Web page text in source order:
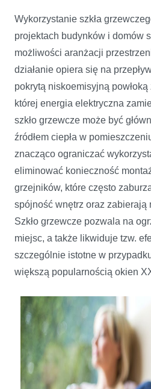
Wykorzystanie szkła
projektach budynków i domów
możliwości aranżacji
działanie opiera się na
pokrytą niskoemisyjną
której energia elektryczna
szkło grzewcze może być
źródłem ciepła w
znacząco ograniczać
eliminować konieczność
grzejników, które często
spójność wnętrz oraz zabierają
Szkło grzewcze pozwala na
miejsc, a także likwiduje tzw.
szczególnie istotne w
większą popularnością okien